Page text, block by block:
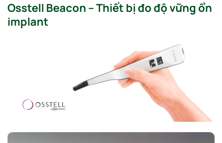
Osstell Beacon – Thiết bị đo độ vững ổn
implant